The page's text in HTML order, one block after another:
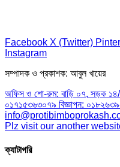
Facebook X (Twitter)
Instagram
সম্পাদক ও প্রকাশক: আবুল খায়ের
অফিস ও শো-রুম: বাড়ি ০৭, সড়ক ১৪/
০১৭১৫৩৬৩০৭৯ বিজ্ঞাপন:
Plz visit our another
ক্যাটাগরি